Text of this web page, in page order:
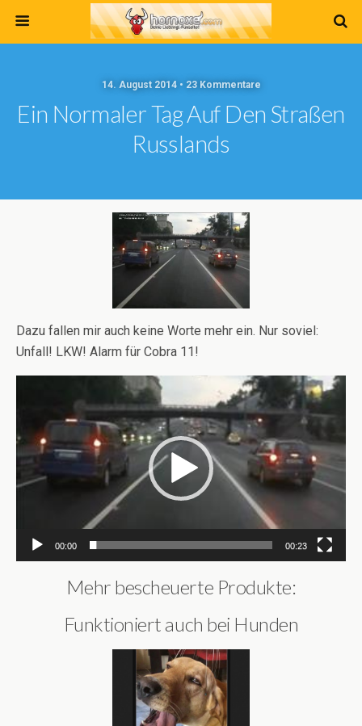
14. August 2014 • 23 Kommentare
Ein Normaler Tag Auf Den Straßen
Russlands
Dazu fallen mir auch keine Worte mehr ein. Nur soviel:
Unfall! LKW! Alarm für Cobra 11!
00:00 00:23
Mehr bescheuerte Produkte:
Funktioniert auch bei Hunden